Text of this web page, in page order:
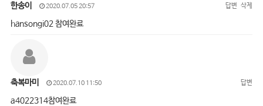
한송이 2020.07.05 20:57 답변 삭제
hansongi02 참여완료
축복마미 2020.07.10 11:50 답변
a4022314참여완료